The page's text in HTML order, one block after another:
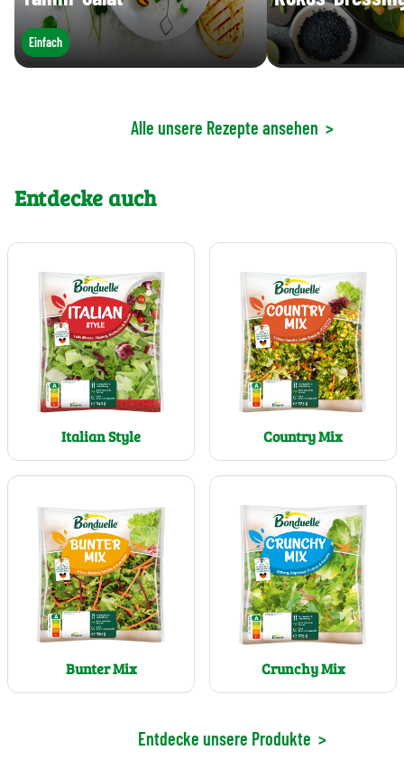
Einfach
Alle unsere Rezepte ansehen >
Entdecke auch
Italian Style Country Mix
Bunter Mix Crunchy Mix
Entdecke unsere Produkte >